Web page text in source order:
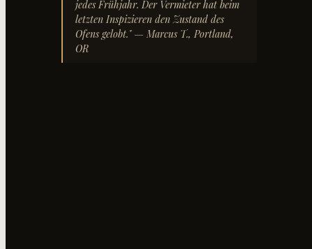
jedes Frühjahr. Der Vermieter hat beim
letzten Inspizieren den Zustand des
Ofens gelobt."— Marcus T., Portland,
OR